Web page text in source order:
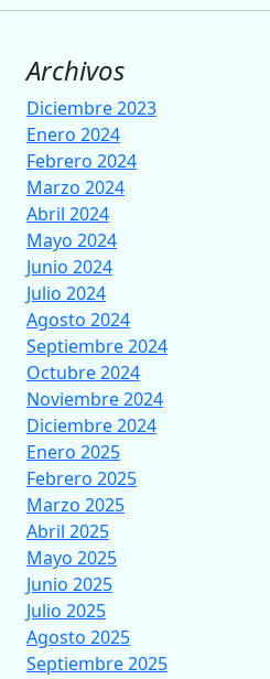
Archivos
Diciembre 2023
Enero 2024
Febrero 2024
Marzo 2024
Abril 2024
Mayo 2024
Junio 2024
Julio 2024
Agosto 2024
Septiembre 2024
Octubre 2024
Noviembre 2024
Diciembre 2024
Enero 2025
Febrero 2025
Marzo 2025
Abril 2025
Mayo 2025
Junio 2025
Julio 2025
Agosto 2025
Septiembre 2025